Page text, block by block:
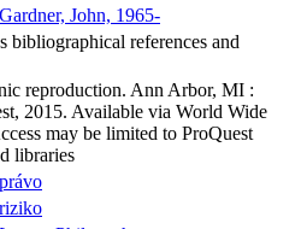
Gardner, John, 1965-
bibliographical references and
reproduction. Ann Arbor, MI :
2015. Available via World Wide
may be limited to ProQuest
libraries
právo
riziko